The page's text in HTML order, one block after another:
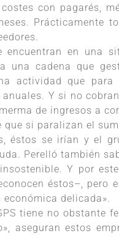
con pagarés,
Prácticamente
encuentran en una
una cadena que
actividad que para
Y si no
de ingresos a
si paralizan el
éstos se irían y el
Perelló también
Y por
éstos–, pero
delicada».
tiene no obstante
aseguran estos